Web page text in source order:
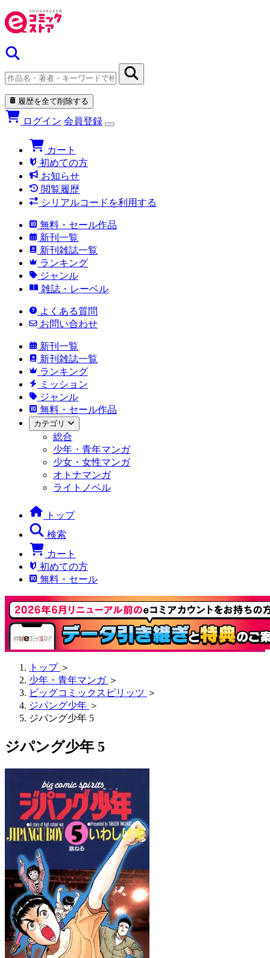
履歴を全て削除する
ログイン 会員登録
カート
初めての方
お知らせ
閲覧履歴
シリアルコードを利用する
無料・セール作品
新刊一覧
新刊雑誌一覧
ランキング
ジャンル
雑誌・レーベル
よくある質問
お問い合わせ
新刊一覧
新刊雑誌一覧
ランキング
ミッション
ジャンル
無料・セール作品
カテゴリ
総合
少年・青年マンガ
少女・女性マンガ
オトナマンガ
ライトノベル
トップ
検索
カート
初めての方
無料・セール
トップ ＞
少年・青年マンガ ＞
ビッグコミックスピリッツ ＞
ジパング少年 ＞
ジパング少年 5
ジパング少年 5